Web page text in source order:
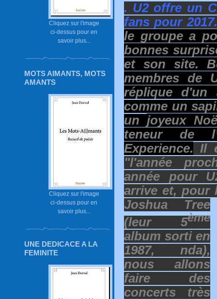
Cliquez sur l'image
ci-dessus pour en
savoir plus...
MOTS AIMANTS, MOTS
AMANTS
Cliquez sur l'image
ci-dessus pour en
savoir plus...
UNE DEDICACE A LA
FEMINITE
. U2 offre un
fans pour 2017.
le groupe a
bonnes
et son site.
membres de
réplique d'un
comme un
unjoyeux
teneur de
Experience. Il
"l'année
année pour
arrive et, pour
Joshua Tree
(leur 5ème
album sorti en
1987, nda),
nous allons
faire des
concerts très